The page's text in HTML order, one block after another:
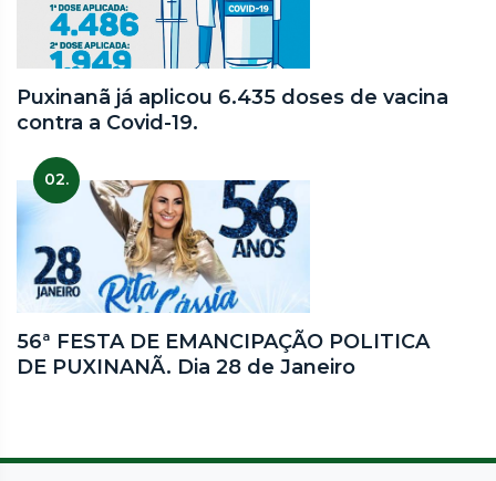
Puxinanã já aplicou 6.435 doses de vacina
contra a Covid-19.
02.
56ª FESTA DE EMANCIPAÇÃO POLITICA
DE PUXINANÃ. Dia 28 de Janeiro